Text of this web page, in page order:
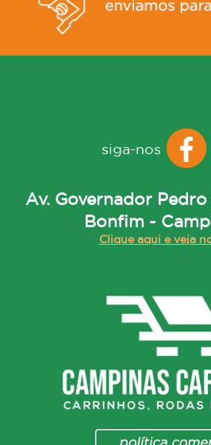
siga-nos
Av. Governador
Bonfim -
Clique aqui e veja